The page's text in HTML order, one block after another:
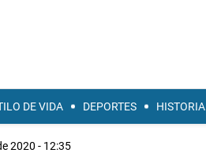
DE VIDA DEPORTES HISTORIA
2020 - 12:35